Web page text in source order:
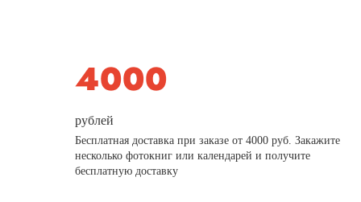
рублей
Бесплатная доставка при заказе от 4000 руб. Закажите
несколько фотокниг или календарей и получите
бесплатную доставку